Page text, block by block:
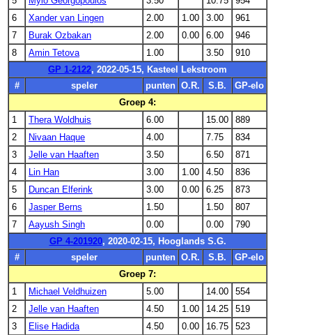
6
Xander van Lingen 2.00 1.00 3.00
961
7
Burak Ozbakan 2.00 0.00 6.00
946
8
Amin Tetova 1.00 3.50
910
GP 1-2122, 2022-05-15, Kasteel Lekstroom
#
speler punten O.R. S.B.
GP-elo
Groep 4:
1
Thera Woldhuis 6.00 15.00
889
2
Nivaan Haque 4.00 7.75
834
3
Jelle van Haaften 3.50 6.50
871
4
Lin Han 3.00 1.00 4.50
836
5
Duncan Elferink 3.00 0.00 6.25
873
6
Jasper Berns 1.50 1.50
807
7
Aayush Singh 0.00 0.00
790
GP 4-201920, 2020-02-15, Hooglands S.G.
#
speler punten O.R. S.B.
GP-elo
Groep 7:
1
Michael Veldhuizen 5.00 14.00
554
2
Jelle van Haaften 4.50 1.00 14.25
519
3
Elise Hadida 4.50 0.00 16.75
523